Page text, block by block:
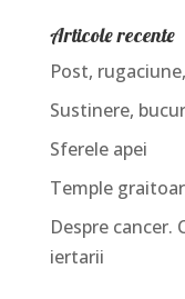
Articole recente
Post,
Sustinere,
Sferele apei
Temple
Despre cancer.
iertarii